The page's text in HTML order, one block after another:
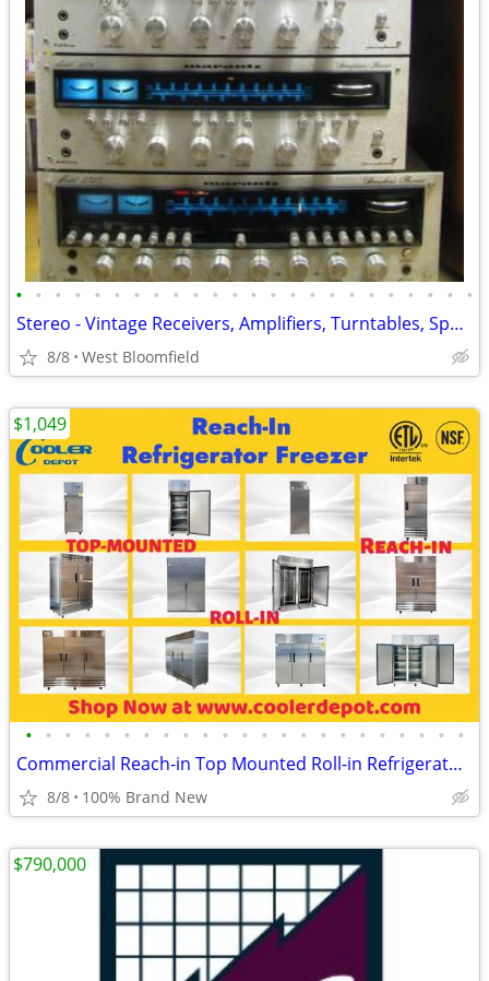
• • • • • • • • • • • • • • • • • • • • • • • •
Stereo - Vintage Receivers, Amplifiers, Turntables, Speakers & More)
8/8 West Bloomfield
• • • • • • • • • • • • • • • • • • • • • • •
Commercial Reach-in Top Mounted Roll-in Refrigerator Freezer
8/8 100% Brand New
$1,049
$790,000